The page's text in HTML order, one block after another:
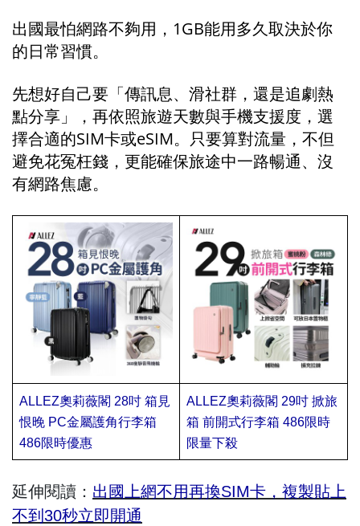
出國最怕網路不夠用，1GB能用多久取決於你
的日常習慣。
先想好自己要「傳訊息、滑社群，還是追劇熱
點分享」，再依照旅遊天數與手機支援度，選
擇合適的SIM卡或eSIM。只要算對流量，不但
避免花冤枉錢，更能確保旅途中一路暢通、沒
有網路焦慮。
ALLEZ奧莉薇閣 28吋 箱見
恨晚 PC金屬護角行李箱
486限時優惠
ALLEZ奧莉薇閣 29吋 掀旅
箱 前開式行李箱 486限時
限量下殺
延伸閱讀： 出國上網不用再換SIM卡，複製貼上
不到30秒立即開通